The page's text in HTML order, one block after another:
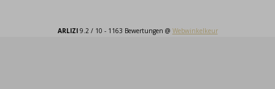
ARLIZI9.2 / 10 - 1163 Bewertungen @ Webwinkelkeur